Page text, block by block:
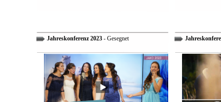
Jahreskonferenz 2023- Gesegnet